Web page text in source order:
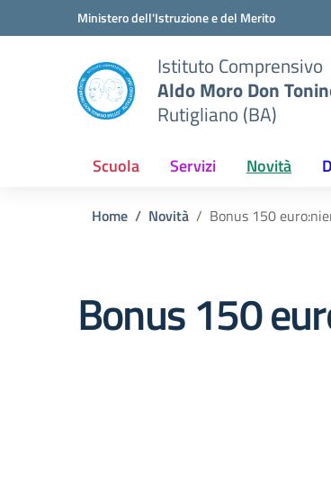
Vai ai contenuti
Vai al menu di navigazioneMinistero dell'Istruzione e del Merito
Istituto Comprensivo
Aldo Moro Don
Rutigliano (BA)
Scuola Servizi Novità
Home Novità Bonus 150
Bonus 150